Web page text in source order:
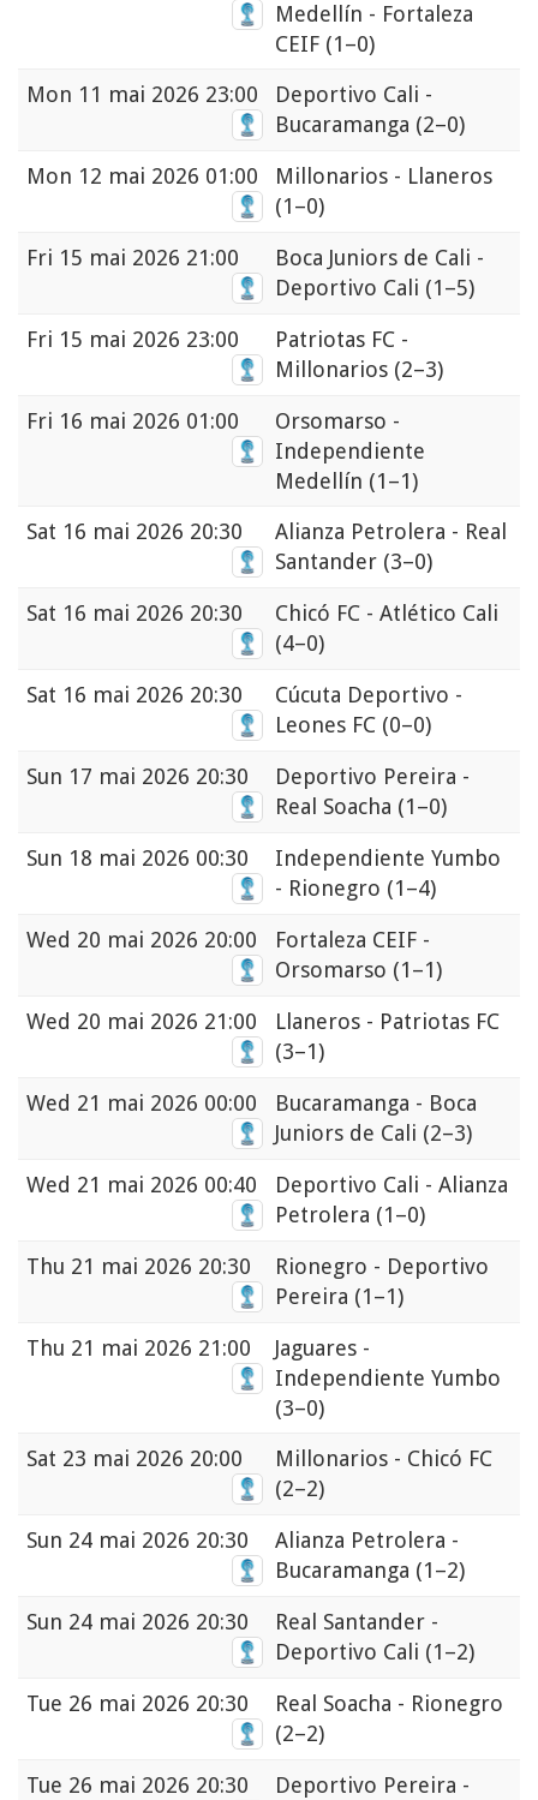
Medellín - Fortaleza
CEIF (1–0)
Mon 11 mai 2026 23:00
Deportivo Cali -
Bucaramanga (2–0)
Mon 12 mai 2026 01:00
Millonarios - Llaneros
(1–0)
Fri 15 mai 2026 21:00
Boca Juniors de Cali -
Deportivo Cali (1–5)
Fri 15 mai 2026 23:00
Patriotas FC -
Millonarios (2–3)
Fri 16 mai 2026 01:00
Orsomarso -
Independiente
Medellín (1–1)
Sat 16 mai 2026 20:30
Alianza Petrolera - Real
Santander (3–0)
Sat 16 mai 2026 20:30
Chicó FC - Atlético Cali
(4–0)
Sat 16 mai 2026 20:30
Cúcuta Deportivo -
Leones FC (0–0)
Sun 17 mai 2026 20:30
Deportivo Pereira -
Real Soacha (1–0)
Sun 18 mai 2026 00:30
Independiente Yumbo
- Rionegro (1–4)
Wed 20 mai 2026 20:00
Fortaleza CEIF -
Orsomarso (1–1)
Wed 20 mai 2026 21:00
Llaneros - Patriotas FC
(3–1)
Wed 21 mai 2026 00:00
Bucaramanga - Boca
Juniors de Cali (2–3)
Wed 21 mai 2026 00:40
Deportivo Cali - Alianza
Petrolera (1–0)
Thu 21 mai 2026 20:30
Rionegro - Deportivo
Pereira (1–1)
Thu 21 mai 2026 21:00
Jaguares -
Independiente Yumbo
(3–0)
Sat 23 mai 2026 20:00
Millonarios - Chicó FC
(2–2)
Sun 24 mai 2026 20:30
Alianza Petrolera -
Bucaramanga (1–2)
Sun 24 mai 2026 20:30
Real Santander -
Deportivo Cali (1–2)
Tue 26 mai 2026 20:30
Real Soacha - Rionegro
(2–2)
Tue 26 mai 2026 20:30
Deportivo Pereira -